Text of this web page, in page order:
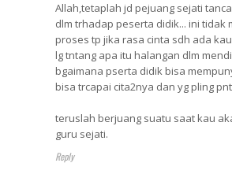
Allah,tetaplah jd pejuang sejati
dlm trhadap peserta didik... ini tidak
proses tp jika rasa cinta sdh ada
lg tntang apa itu halangan dlm
bgaimana pserta didik bisa
bisa trcapai cita2nya dan yg pling
teruslah berjuang suatu saat kau
guru sejati.
Reply